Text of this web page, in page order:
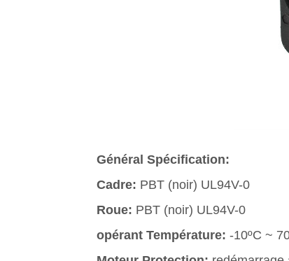
Général Spécification:
Cadre: PBT (noir) UL94V-0
Roue: PBT (noir) UL94V-0
opérant Température: -10ºC ~